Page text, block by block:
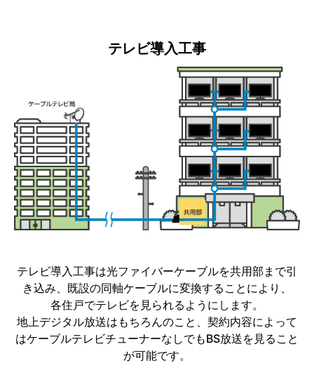
テレビ導入工事
テレビ導入工事は光ファイバーケーブルを共用部まで引
き込み、既設の同軸ケーブルに変換することにより、
各住戸でテレビを見られるようにします。
地上デジタル放送はもちろんのこと、契約内容によって
はケーブルテレビチューナーなしでもBS放送を見ること
が可能です。